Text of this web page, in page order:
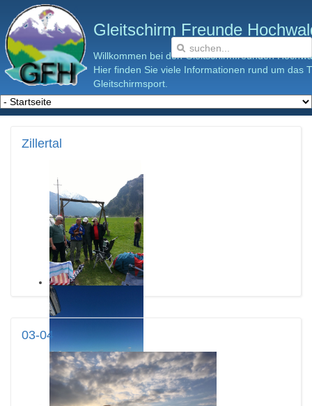
Gleitschirm Freunde
Willkommen bei den Gleitschirmfreunden
Hier finden Sie viele Informationen rund um das
Gleitschirmsport.
Zillertal
03-04